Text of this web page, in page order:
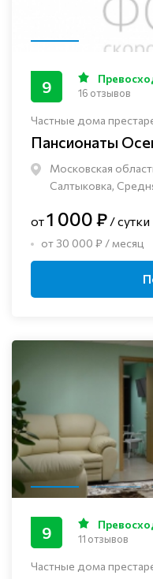
Частные дома
Пансионаты
Московская
Салтыковка,
9 16 отзывов
от1 000 ₽ / сутки
от 30 000 ₽ / месяц
Частные дома
9 11 отзывов